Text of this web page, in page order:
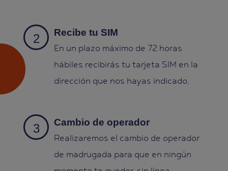
Recibe tu SIM
En un plazo máximo de 72 horas
hábiles recibirás tu tarjeta SIM en la
dirección que nos hayas indicado.
Cambio de operador
Realizaremos el cambio de operador
de madrugada para que en ningún